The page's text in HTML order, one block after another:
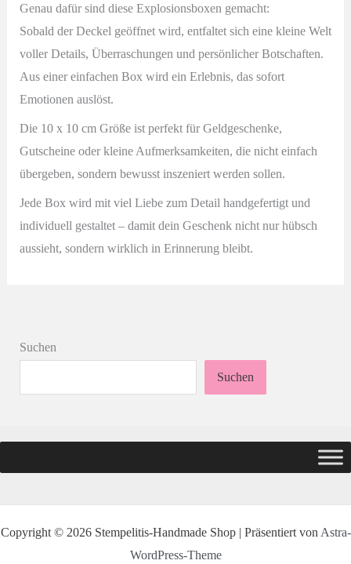
Genau dafür sind diese Explosionsboxen gemacht:
Sobald der Deckel geöffnet wird, entfaltet sich eine kleine Welt
voller Details, Überraschungen und persönlicher Botschaften.
Aus einer einfachen Box wird ein Erlebnis, das sofort
Emotionen auslöst.
Die 10 x 10 cm Größe ist perfekt für Geldgeschenke,
Gutscheine oder kleine Aufmerksamkeiten, die nicht einfach
übergeben, sondern bewusst inszeniert werden sollen.
Jede Box wird mit viel Liebe zum Detail handgefertigt und
individuell gestaltet – damit dein Geschenk nicht nur hübsch
aussieht, sondern wirklich in Erinnerung bleibt.
Suchen
Suchen
Copyright © 2026 Stempelitis-Handmade Shop | Präsentiert von Astra-
WordPress-Theme